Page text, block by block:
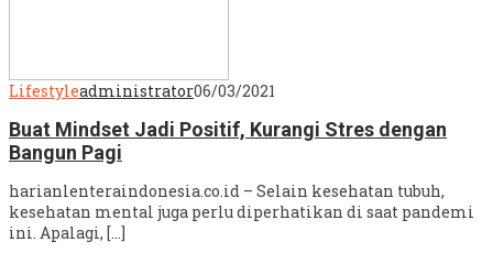
Lifestyleadministrator06/03/2021
Buat Mindset Jadi Positif, Kurangi Stres dengan
Bangun Pagi
harianlenteraindonesia.co.id – Selain kesehatan tubuh,
kesehatan mental juga perlu diperhatikan di saat pandemi
ini. Apalagi, […]